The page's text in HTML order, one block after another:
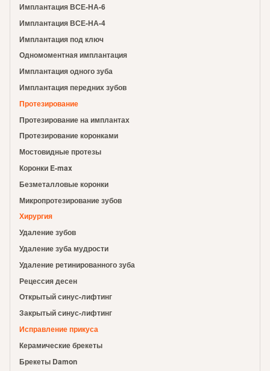
Имплантация ВСЕ-НА-6
Имплантация ВСЕ-НА-4
Имплантация под ключ
Одномоментная имплантация
Имплантация одного зуба
Имплантация передних зубов
Протезирование
Протезирование на имплантах
Протезирование коронками
Мостовидные протезы
Коронки E-max
Безметалловые коронки
Микропротезирование зубов
Хирургия
Удаление зубов
Удаление зуба мудрости
Удаление ретинированного зуба
Рецессия десен
Открытый синус-лифтинг
Закрытый синус-лифтинг
Исправление прикуса
Керамические брекеты
Брекеты Damon